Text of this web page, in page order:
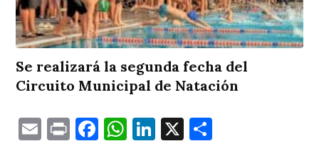
Se realizará la segunda fecha del
Circuito Municipal de Natación
EmailPrintFacebook
WhatsApp
LinkedIn
X